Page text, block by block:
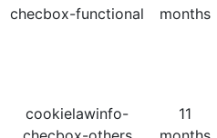
checbox-functional
months
cookielawinfo-
11